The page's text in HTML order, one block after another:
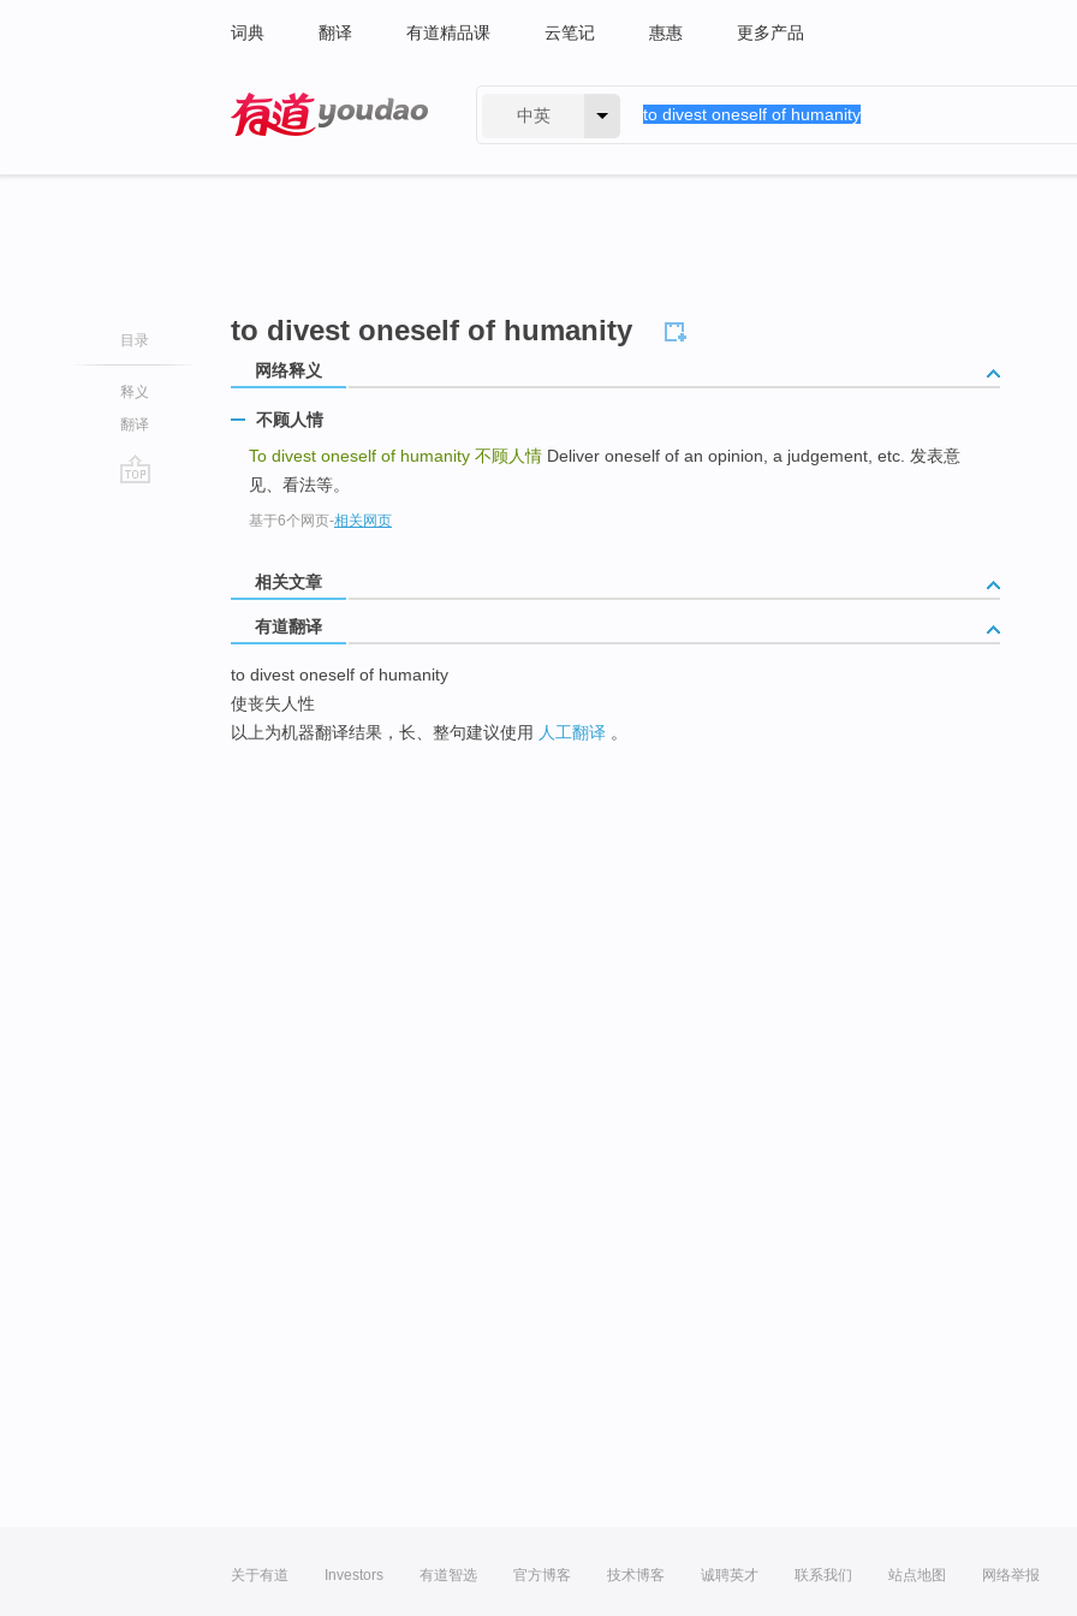
词典 翻译 有道精品课 云笔记 惠惠 更多产品
中英
目录
释义
翻译
to divest oneself of humanity
网络释义
不顾人情
To divest oneself of humanity 不顾人情 Deliver oneself of an opinion, a judgement, etc. 发表意
见、看法等。
基于6个网页-相关网页
相关文章
有道翻译
to divest oneself of humanity
使丧失人性
以上为机器翻译结果，长、整句建议使用 人工翻译 。
关于有道 Investors 有道智选 官方博客 技术博客 诚聘英才 联系我们 站点地图 网络举报